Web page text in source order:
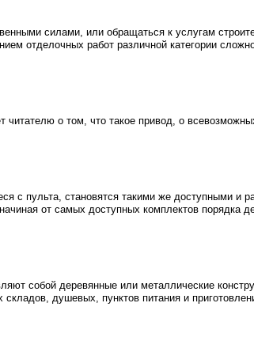
силами, или обращаться к услугам
отделочных работ различной категории
о том, что такое привод, о
с пульта, становятся такими же доступными и
от самых доступных комплектов порядка
собой деревянные или металлические
душевых, пунктов питания и